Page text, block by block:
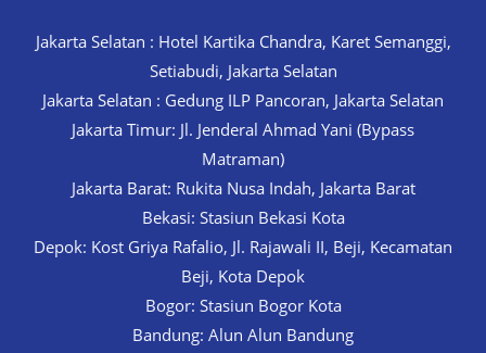
Jakarta Selatan : Hotel Kartika Chandra, Karet Semanggi,
Setiabudi, Jakarta Selatan
Jakarta Selatan : Gedung ILP Pancoran, Jakarta Selatan
Jakarta Timur: Jl. Jenderal Ahmad Yani (Bypass
Matraman)
Jakarta Barat: Rukita Nusa Indah, Jakarta Barat
Bekasi: Stasiun Bekasi Kota
Depok: Kost Griya Rafalio, Jl. Rajawali II, Beji, Kecamatan
Beji, Kota Depok
Bogor: Stasiun Bogor Kota
Bandung: Alun Alun Bandung